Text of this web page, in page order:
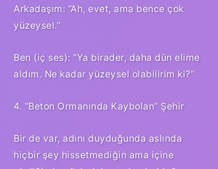
Arkadaşım: “Ah, evet, ama bence çok
yüzeysel.”
Ben (iç ses): “Ya birader, daha dün elime
aldım. Ne kadar yüzeysel olabilirim ki?”
4. “Beton Ormanında Kaybolan” Şehir
Bir de var, adını duyduğunda aslında
hiçbir şey hissetmediğin ama içine